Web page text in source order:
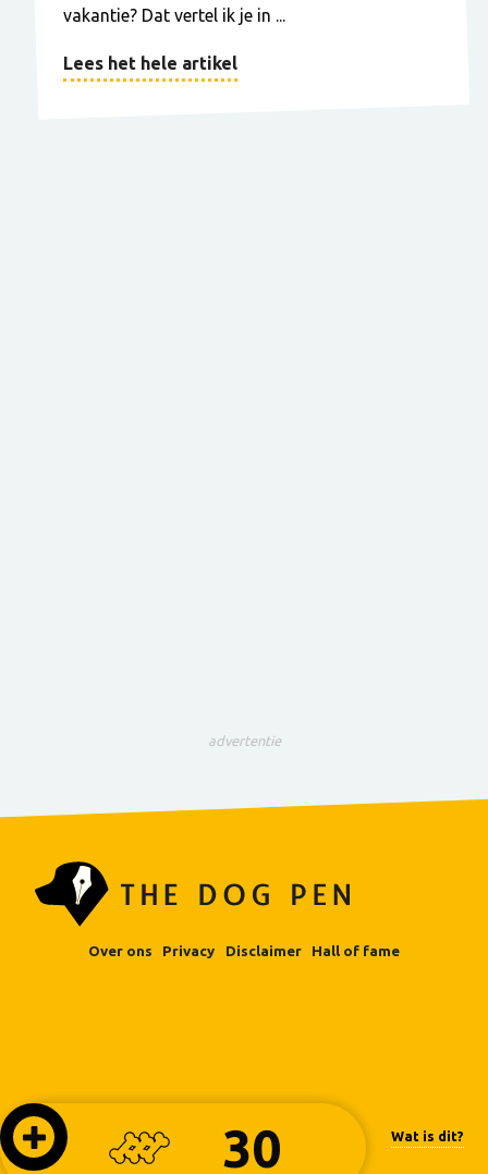
30 Wat is dit?
vakantie? Dat vertel ik je in ...
Lees het hele artikel
advertentie
Over ons Privacy Disclaimer Hall of fame